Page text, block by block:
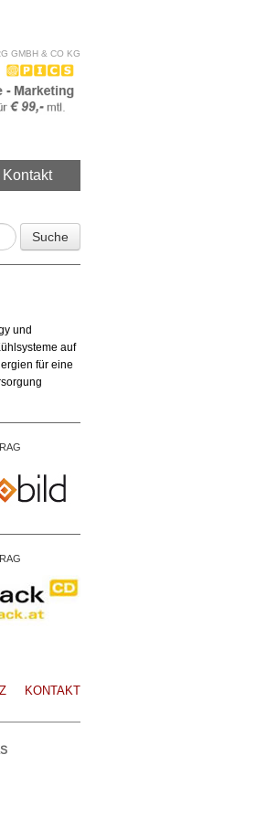
GMBH & CO KG
Kontakt
Suche
und
auf
für eine
KONTAKT